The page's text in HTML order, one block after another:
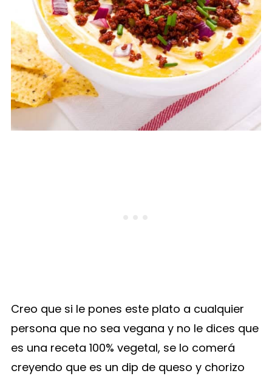
Creo que si le pones este plato a cualquier
persona que no sea vegana y no le dices que
es una receta 100% vegetal, se lo comerá
creyendo que es un dip de queso y chorizo